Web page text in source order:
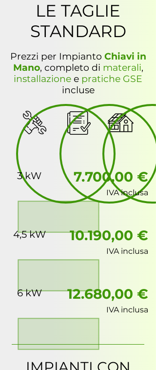
LE TAGLIE
STANDARD
Prezzi per Impianto Chiavi in
Mano, completo di materali,
installazione e pratiche GSE
incluse
3 kW 7.700,00 €
IVA inclusa
4,5 kW 10.190,00 €
IVA inclusa
6 kW 12.680,00 €
IVA inclusa